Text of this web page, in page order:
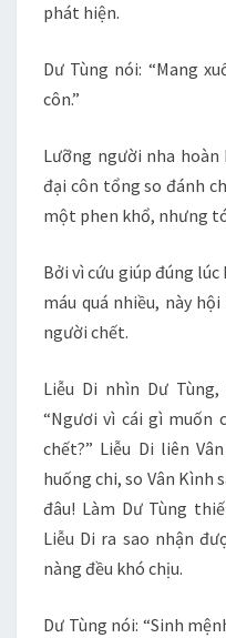
phát hiện.
Dư Tùng nói: “Mang
côn.”
Lưỡng người nha hoàn
đại côn tổng so đánh
một phen khổ, nhưng
Bởi vì cứu giúp đúng
máu quá nhiều, này
người chết.
Liễu Di nhìn Dư
“Ngươi vì cái gì muốn
chết?” Liễu Di liên
huống chi, so Vân Kình
đâu! Làm Dư Tùng
Liễu Di ra sao nhận
nàng đều khó chịu.
Dư Tùng nói: “Sinh